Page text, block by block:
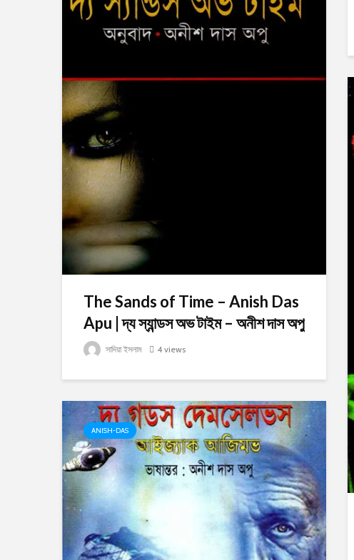
The Sands of Time – Anish Das
Apu | দ্য স্যান্ডস অভ টাইম – অনীশ দাস অপু
সাদিয়া ইসলাম 4 views
ANISH-DAS